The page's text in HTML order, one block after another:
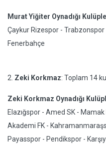
Murat Yiğiter Oynadığı
Çaykur Rizespor -
Fenerbahçe
2. Zeki Korkmaz: Toplam 14
Zeki Korkmaz Oynadığı
Elazığspor - Amed SK -
Akademi FK -
Payasspor - Pendikspor -